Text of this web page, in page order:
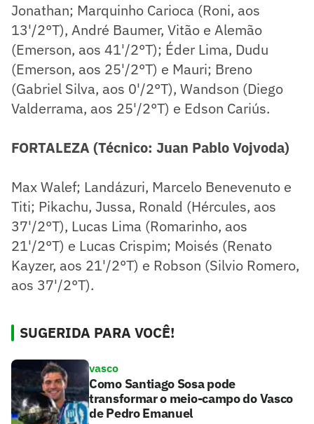
Jonathan; Marquinho Carioca (Roni, aos
13'/2°T), André Baumer, Vitão e Alemão
(Emerson, aos 41'/2°T); Éder Lima, Dudu
(Emerson, aos 25'/2°T) e Mauri; Breno
(Gabriel Silva, aos 0'/2°T), Wandson (Diego
Valderrama, aos 25'/2°T) e Edson Cariús.
FORTALEZA (Técnico: Juan Pablo Vojvoda)
Max Walef; Landázuri, Marcelo Benevenuto e
Titi; Pikachu, Jussa, Ronald (Hércules, aos
37'/2°T), Lucas Lima (Romarinho, aos
21'/2°T) e Lucas Crispim; Moisés (Renato
Kayzer, aos 21'/2°T) e Robson (Silvio Romero,
aos 37'/2°T).
SUGERIDA PARA VOCÊ!
vasco
Como Santiago Sosa pode
transformar o meio-campo do Vasco
de Pedro Emanuel